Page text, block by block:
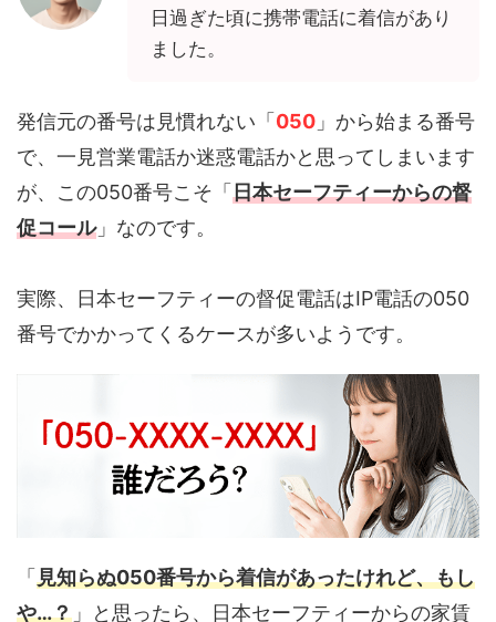
日過ぎた頃に携帯電話に着信があり
ました。
発信元の番号は見慣れない「 050 」から始まる番号
で、一見営業電話か迷惑電話かと思ってしまいます
が、この050番号こそ「 日本セーフティーからの督
促コール」なのです。
実際、日本セーフティーの督促電話はIP電話の050
番号でかかってくるケースが多いようです。
「 見知らぬ050番号から着信があったけれど、もし
や…？ 」と思ったら、日本セーフティーからの家賃